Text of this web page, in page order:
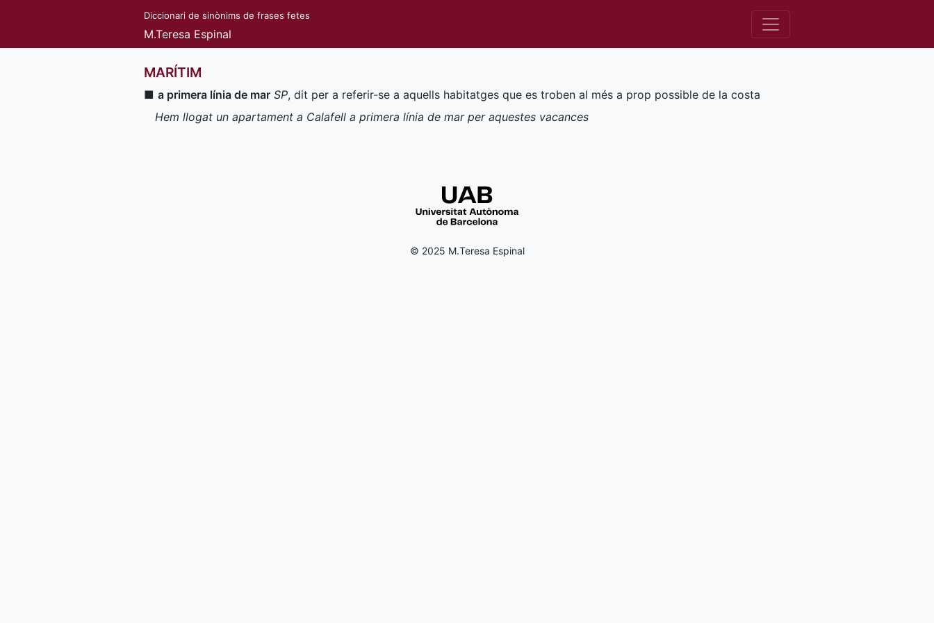
Diccionari de sinònims de frases fetes
M.Teresa Espinal
MARÍTIM
■ a primera línia de mar SP, dit per a referir-se a aquells habitatges que es troben al més a prop possible de la costa
Hem llogat un apartament a Calafell a primera línia de mar per aquestes vacances
© 2025 M.Teresa Espinal